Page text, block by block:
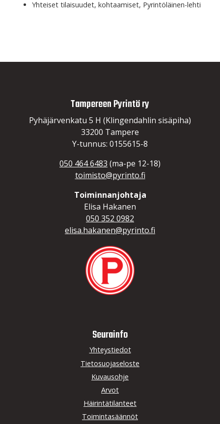
Yhteiset tilaisuudet, kohtaamiset, Pyrintöläinen-lehti
Tampereen Pyrintö ry
Pyhäjärvenkatu 5 H (Klingendahlin sisäpiha)
33200 Tampere
Y-tunnus: 0155615-8
050 464 6483 (ma-pe 12-18)
toimisto@pyrinto.fi
Toiminnanjohtaja
Elisa Hakanen
050 352 0982
elisa.hakanen@pyrinto.fi
Seurainfo
Yhteystiedot
Tietosuojaseloste
Kuvausohje
Arvot
Häirintätilanteet
Toimintasäännöt